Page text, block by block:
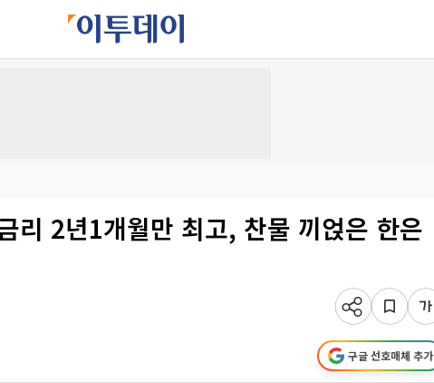
리 2년1개월만 최고, 찬물 끼얹은 한은
구글 선호매체 추가